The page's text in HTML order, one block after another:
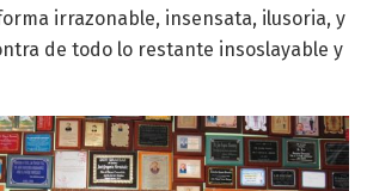
irrazonable, insensata, ilusoria, y
de todo lo restante insoslayable y